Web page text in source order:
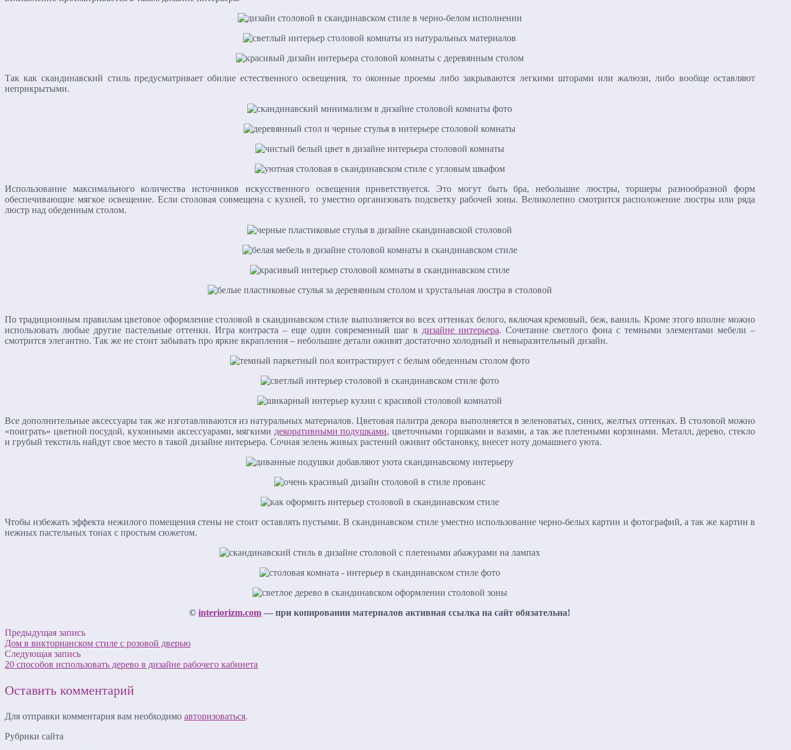
Так как скандинавский стиль предусматривает обилие естественного освещения, то оконные проемы либо закрываются легкими шторами или жалюзи, либо вообще оставляют
неприкрытыми.
Использование максимального количества источников искусственного освещения приветствуется. Это могут быть бра, небольшие люстры, торшеры разнообразной форм
обеспечивающие мягкое освещение. Если столовая совмещена с кухней, то уместно организовать подсветку рабочей зоны. Великолепно смотрится расположение люстры или ряда
люстр над обеденным столом.
По традиционным правилам цветовое оформление столовой в скандинавском стиле выполняется во всех оттенках белого, включая кремовый, беж, ваниль. Кроме этого вполне можно
использовать любые другие пастельные оттенки. Игра контраста – еще один современный шаг в дизайне интерьера. Сочетание светлого фона с темными элементами мебели –
смотрится элегантно. Так же не стоит забывать про яркие вкрапления – небольшие детали оживят достаточно холодный и невыразительный дизайн.
Все дополнительные аксессуары так же изготавливаются из натуральных материалов. Цветовая палитра декора выполняется в зеленоватых, синих, желтых оттенках. В столовой можно
«поиграть» цветной посудой, кухонными аксессуарами, мягкими декоративными подушками, цветочными горшками и вазами, а так же плетеными корзинами. Металл, дерево, стекло
и грубый текстиль найдут свое место в такой дизайне интерьера. Сочная зелень живых растений оживит обстановку, внесет ноту домашнего уюта.
Чтобы избежать эффекта нежилого помещения стены не стоит оставлять пустыми. В скандинавском стиле уместно использование черно-белых картин и фотографий, а так же картин в
нежных пастельных тонах с простым сюжетом.
©interiorizm.com — при копировании материалов активная ссылка на сайт обязательна!
Предыдущая запись
Дом в викторианском стиле с розовой дверью
Следующая запись
20 способов использовать дерево в дизайне рабочего кабинета
Оставить комментарий
Для отправки комментария вам необходимо авторизоваться.
Рубрики сайта